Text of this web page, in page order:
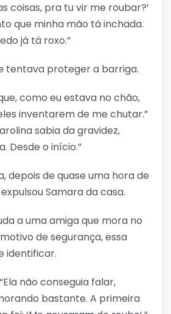
coisas, pra tu vir me roubar?’
que minha mão tá inchada.
já tá roxo.”
tentava proteger a barriga.
como eu estava no chão,
inventarem de me chutar.”
sabia da gravidez,
Desde o início.”
depois de quase uma hora de
Samara da casa.
a uma amiga que mora no
de segurança, essa
identificar.
não conseguia falar,
bastante. A primeira